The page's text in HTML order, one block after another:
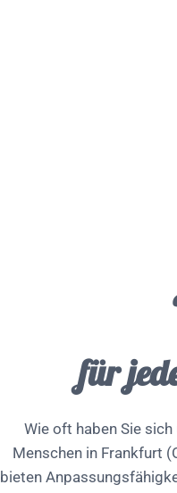
für
Wie oft haben Sie
Menschen in Frankfurt
bieten